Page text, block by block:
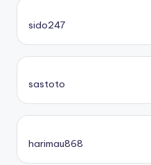
sido247
sastoto
harimau868